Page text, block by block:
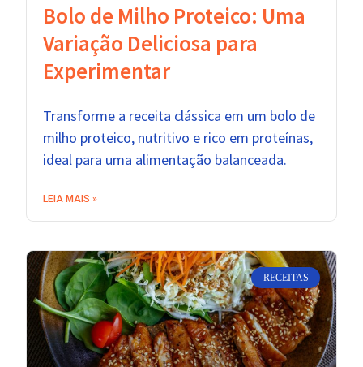
Bolo de Milho Proteico: Uma
Variação Deliciosa para
Experimentar
Transforme a receita clássica em um bolo de
milho proteico, nutritivo e rico em proteínas,
ideal para uma alimentação balanceada.
LEIA MAIS »
RECEITAS